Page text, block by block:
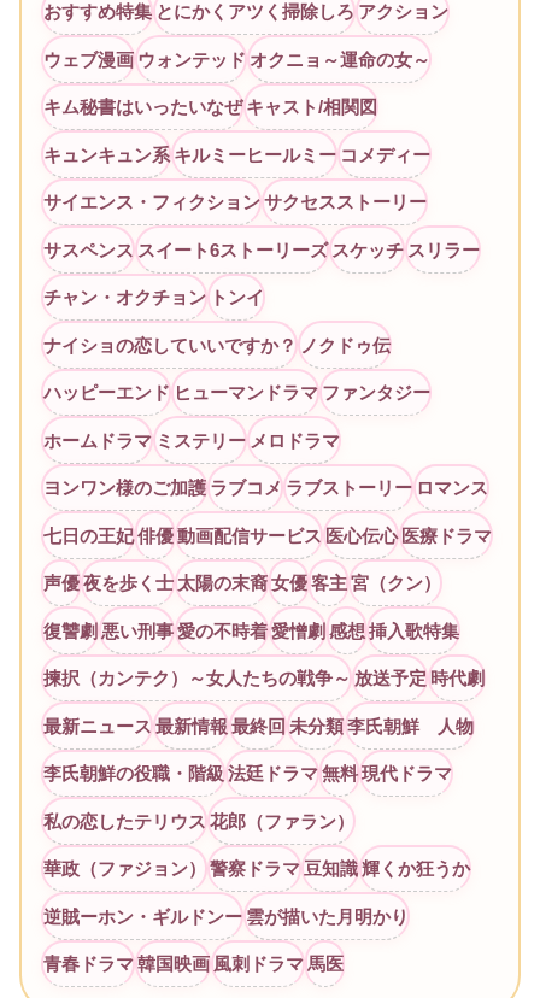
おすすめ特集 とにかくアツく掃除しろ アクション
ウェブ漫画 ウォンテッド オクニョ～運命の女～
キム秘書はいったいなぜ キャスト/相関図
キュンキュン系 キルミーヒールミー コメディー
サイエンス・フィクション サクセスストーリー
サスペンス スイート6ストーリーズ スケッチ スリラー
チャン・オクチョン トンイ
ナイショの恋していいですか？ ノクドゥ伝
ハッピーエンド ヒューマンドラマ ファンタジー
ホームドラマ ミステリー メロドラマ
ヨンワン様のご加護 ラブコメ ラブストーリー ロマンス
七日の王妃 俳優 動画配信サービス 医心伝心 医療ドラマ
声優 夜を歩く士 太陽の末裔 女優 客主 宮（クン）
復讐劇 悪い刑事 愛の不時着 愛憎劇 感想 挿入歌特集
揀択（カンテク）～女人たちの戦争～ 放送予定 時代劇
最新ニュース 最新情報 最終回 未分類 李氏朝鮮 人物
李氏朝鮮の役職・階級 法廷ドラマ 無料 現代ドラマ
私の恋したテリウス 花郎（ファラン）
華政（ファジョン） 警察ドラマ 豆知識 輝くか狂うか
逆賊ーホン・ギルドンー 雲が描いた月明かり
青春ドラマ 韓国映画 風刺ドラマ 馬医